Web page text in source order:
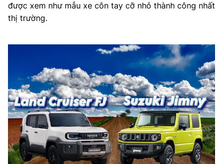
được xem như mẫu xe côn tay cỡ nhỏ thành công nhất
thị trường.